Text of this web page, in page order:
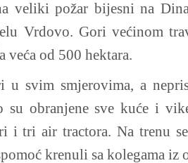
veliki požar bijesni na
Vrdovo. Gori većinom
veća od 500 hektara.
u svim smjerovima, a
su obranjene sve kuće i
i tri air tractora. Na trenu
krenuli sa kolegama iz